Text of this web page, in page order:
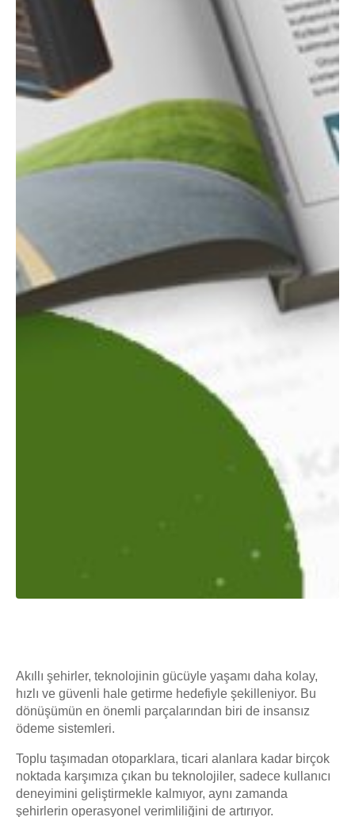
Akıllı şehirler, teknolojinin gücüyle yaşamı daha kolay,
hızlı ve güvenli hale getirme hedefiyle şekilleniyor. Bu
dönüşümün en önemli parçalarından biri de insansız
ödeme sistemleri.
Toplu taşımadan otoparklara, ticari alanlara kadar birçok
noktada karşımıza çıkan bu teknolojiler, sadece kullanıcı
deneyimini geliştirmekle kalmıyor, aynı zamanda
şehirlerin operasyonel verimliliğini de artırıyor.